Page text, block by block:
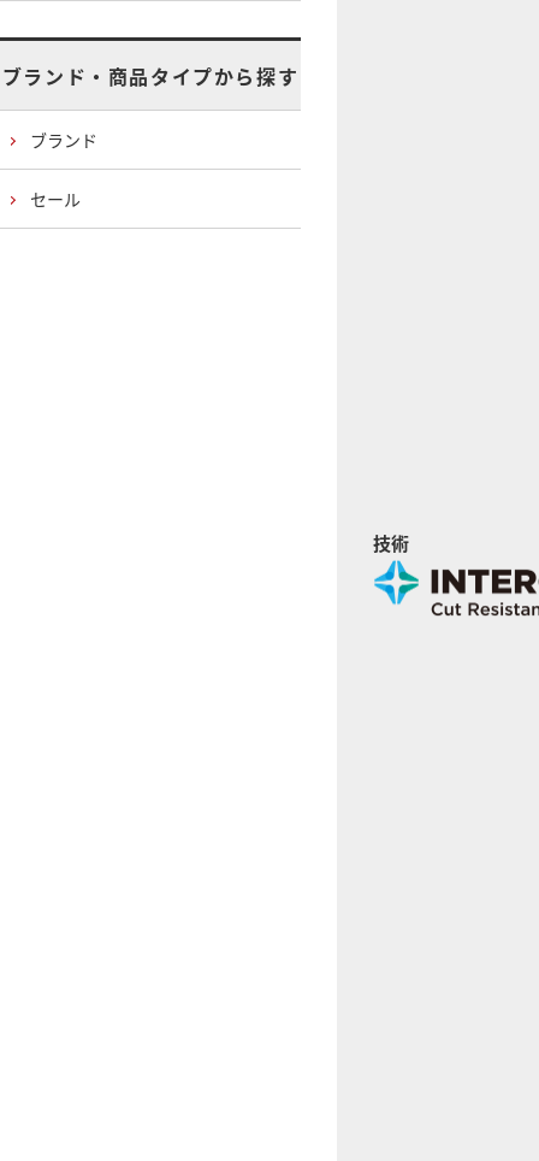
技術
ブランド・商品タイプから探す
ブランド
セール